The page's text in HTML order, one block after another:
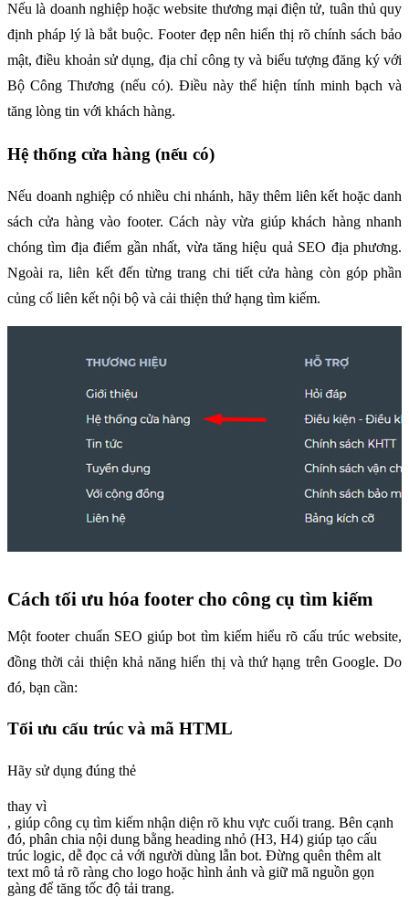
Nếu là doanh nghiệp hoặc website thương mại điện tử, tuân thủ quy
định pháp lý là bắt buộc. Footer đẹp nên hiển thị rõ chính sách bảo
mật, điều khoản sử dụng, địa chỉ công ty và biểu tượng đăng ký với
Bộ Công Thương (nếu có). Điều này thể hiện tính minh bạch và
tăng lòng tin với khách hàng.
Hệ thống cửa hàng (nếu có)
Nếu doanh nghiệp có nhiều chi nhánh, hãy thêm liên kết hoặc danh
sách cửa hàng vào footer. Cách này vừa giúp khách hàng nhanh
chóng tìm địa điểm gần nhất, vừa tăng hiệu quả SEO địa phương.
Ngoài ra, liên kết đến từng trang chi tiết cửa hàng còn góp phần
củng cố liên kết nội bộ và cải thiện thứ hạng tìm kiếm.
Cách tối ưu hóa footer cho công cụ tìm kiếm
Một footer chuẩn SEO giúp bot tìm kiếm hiểu rõ cấu trúc website,
đồng thời cải thiện khả năng hiển thị và thứ hạng trên Google. Do
đó, bạn cần:
Tối ưu cấu trúc và mã HTML
Hãy sử dụng đúng thẻ
thay vì
, giúp công cụ tìm kiếm nhận diện rõ khu vực cuối trang. Bên cạnh
đó, phân chia nội dung bằng heading nhỏ (H3, H4) giúp tạo cấu
trúc logic, dễ đọc cả với người dùng lẫn bot. Đừng quên thêm alt
text mô tả rõ ràng cho logo hoặc hình ảnh và giữ mã nguồn gọn
gàng để tăng tốc độ tải trang.